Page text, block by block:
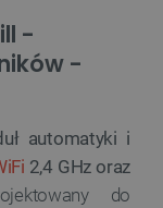
-
-
automatyki i
2,4 GHz oraz
do